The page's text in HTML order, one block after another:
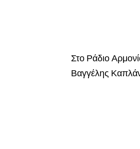
Στο Ράδιο
Βαγγέλης